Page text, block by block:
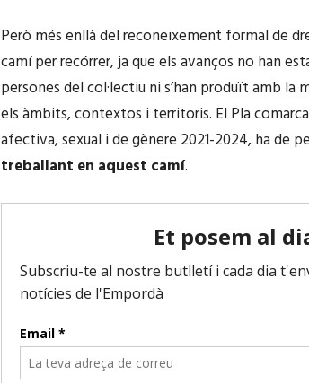
Però més enllà del reconeixement formal de
camí per recórrer, ja que els avanços no han
persones del col·lectiu ni s’han produït amb
els àmbits, contextos i territoris. El Pla
afectiva, sexual i de gènere 2021-2024, ha de
treballant en aquest camí.